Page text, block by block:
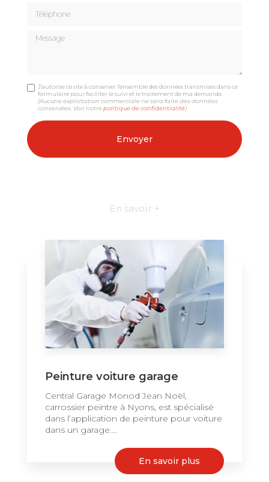
Message
J'autorise ce site à conserver l'ensemble des données transmises dans ce
formulaire pour faciliter le suivi et le traitement de ma demande.
(Aucune exploitation commerciale ne sera faite des données
conservées. Voir notrepolitique de confidentialité)
En savoir +
Peinture voiture garage
Central Garage Monod Jean Noël,
carrossier peintre à Nyons, est spécialisé
dans l’application de peinture pour voiture
dans un garage....
En savoir plus